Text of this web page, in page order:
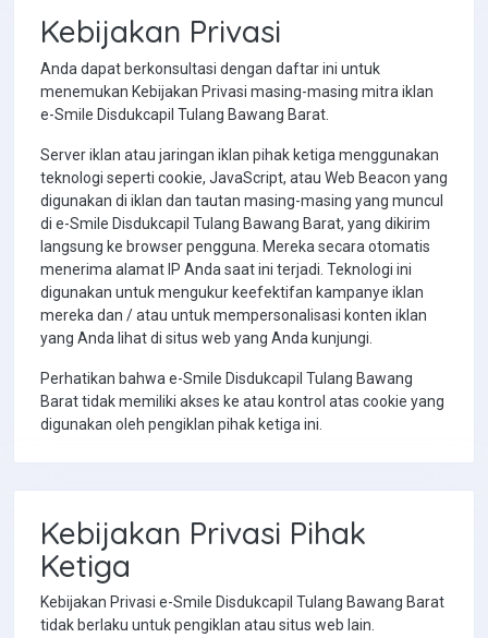
Kebijakan Privasi
Anda dapat berkonsultasi dengan daftar ini untuk
menemukan Kebijakan Privasi masing-masing mitra iklan
e-Smile Disdukcapil Tulang Bawang Barat.
Server iklan atau jaringan iklan pihak ketiga menggunakan
teknologi seperti cookie, JavaScript, atau Web Beacon yang
digunakan di iklan dan tautan masing-masing yang muncul
di e-Smile Disdukcapil Tulang Bawang Barat, yang dikirim
langsung ke browser pengguna. Mereka secara otomatis
menerima alamat IP Anda saat ini terjadi. Teknologi ini
digunakan untuk mengukur keefektifan kampanye iklan
mereka dan / atau untuk mempersonalisasi konten iklan
yang Anda lihat di situs web yang Anda kunjungi.
Perhatikan bahwa e-Smile Disdukcapil Tulang Bawang
Barat tidak memiliki akses ke atau kontrol atas cookie yang
digunakan oleh pengiklan pihak ketiga ini.
Kebijakan Privasi Pihak
Ketiga
Kebijakan Privasi e-Smile Disdukcapil Tulang Bawang Barat
tidak berlaku untuk pengiklan atau situs web lain.